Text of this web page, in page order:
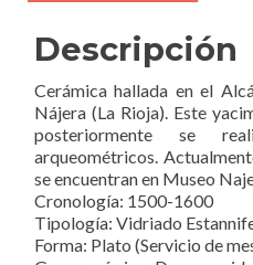
Descripción
Cerámica hallada en el
Nájera (La Rioja). Este
posteriormente se
arqueométricos.
se encuentran en Museo
Cronología: 1500-1600
Tipología: Vidriado
Forma: Plato (Servicio de